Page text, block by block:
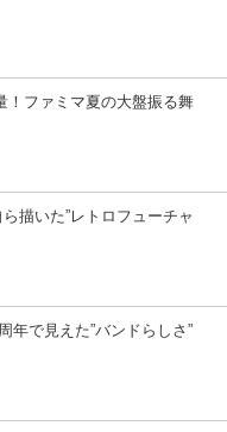
！ファミマ夏の大盤振る舞
描いた”レトロフューチャ
年で見えた”バンドらしさ”